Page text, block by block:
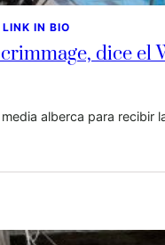
LINK IN BIO
dice el
alberca para